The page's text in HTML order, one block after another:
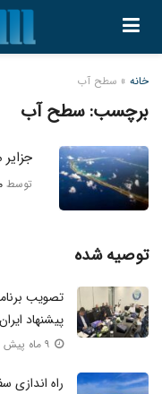
خانه » سطح آب
برچسب:سطح آب
توسط
توصیه شده
تصویب
پیشنهاد ایران
راه اندازی